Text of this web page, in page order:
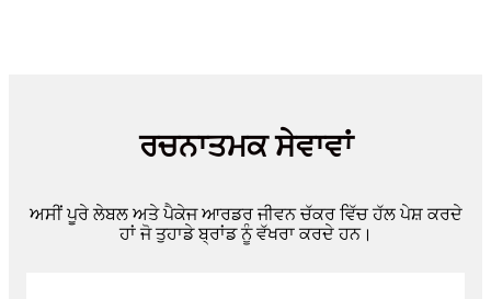
ਰਚਨਾਤਮਕ ਸੇਵਾਵਾਂ
ਅਸੀਂ ਪੂਰੇ ਲੇਬਲ ਅਤੇ ਪੈਕੇਜ ਆਰਡਰ ਜੀਵਨ ਚੱਕਰ ਵਿੱਚ ਹੱਲ ਪੇਸ਼ ਕਰਦੇ
ਹਾਂ ਜੋ ਤੁਹਾਡੇ ਬ੍ਰਾਂਡ ਨੂੰ ਵੱਖਰਾ ਕਰਦੇ ਹਨ।